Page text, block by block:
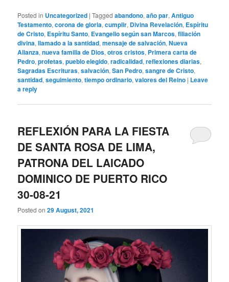
Posted in Uncategorized |Tagged abandono,año par,Antiguo
Testamento,corona de gloria,cumplir, Divina Revelación, Espíritu
de Cristo, Espíritu Santo, Evangelio según san Marcos,filiación
divina,llamado a la santidad,mensaje de salvación,Nueva
Alianza,nueva familia de Dios,otros cristos, Primera carta de
Pedro,profetas,pueblo elegido,radicalidad,reflexiones diarias,
Sagradas Escrituras,salvación,San Pedro,sangre de Cristo,
santidad,seguimiento,tiempo ordinario,valores del Reino | Leave
a reply
REFLEXIÓN PARA LA FIESTA
DE SANTA ROSA DE LIMA,
PATRONA DEL LAICADO
DOMINICO DE PUERTO RICO
30-08-21
Posted on29 August, 2021